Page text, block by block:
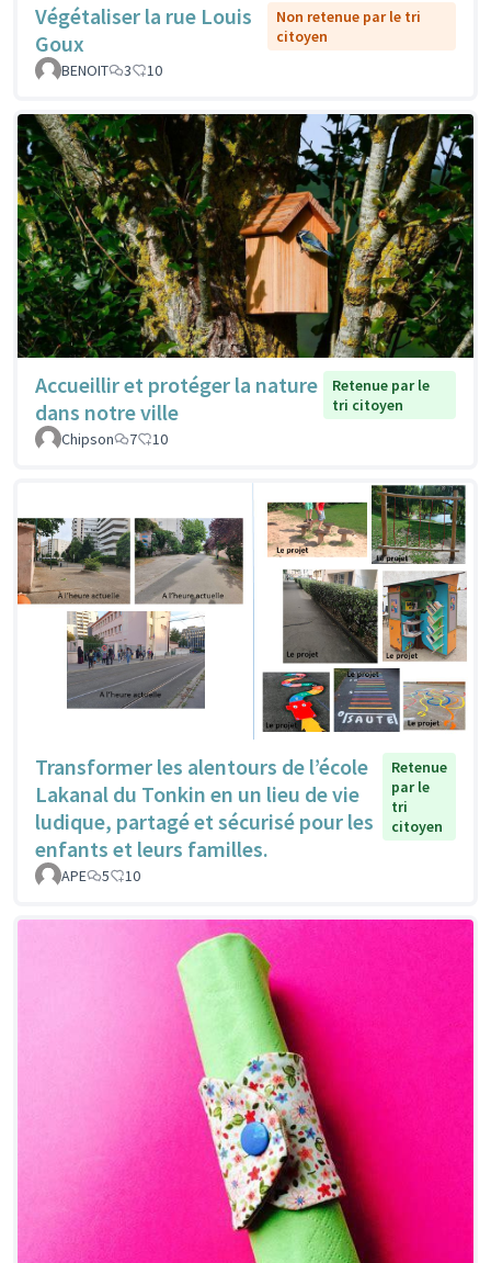
Végétaliser la rue Louis
Goux
Non retenue par le tri
citoyen
BENOIT
3 10
Accueillir et protéger la nature
dans notre ville
Retenue par le
tri citoyen
Chipson
7 10
Transformer les alentours de l’école
Lakanal du Tonkin en un lieu de vie
ludique, partagé et sécurisé pour les
enfants et leurs familles.
Retenue
par le
tri
citoyen
APE 5 10